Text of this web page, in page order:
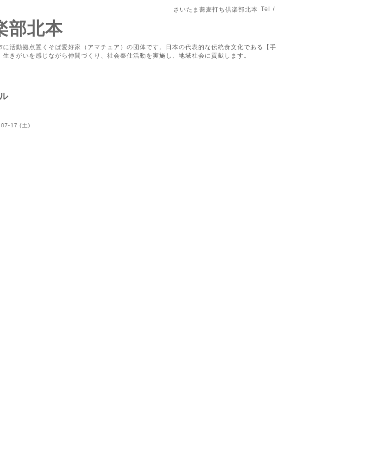
さいたま蕎麦打ち倶楽部北本 Tel /
部北本
活動拠点置くそば愛好家（アマチュア）の団体です。日本の代表的な伝統食文化である【手
きがいを感じながら仲間づくり、社会奉仕活動を実施し、地域社会に貢献します。
17 (土)